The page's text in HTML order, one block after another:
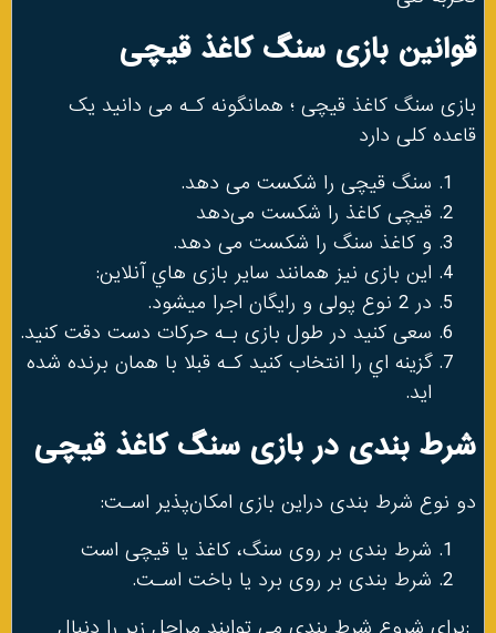
قوانین بازی سنگ کاغذ قیچی
بازی سنگ کاغذ قیچی ؛ همانگونه کـه می دانید یک
قاعده کلی دارد
سنگ قیچی را شکست می دهد.
قیچی کاغذ را شکست می‌دهد
و کاغذ سنگ را شکست می دهد.
این بازی نیز همانند سایر بازی هاي‌ آنلاین:
در 2 نوع پولی و رایگان اجرا میشود.
سعی کنید در طول بازی بـه حرکات دست دقت کنید.
گزینه اي را انتخاب کنید کـه قبلا با همان برنده شده
اید.
شرط بندی در بازی سنگ کاغذ قیچی
دو نوع شرط بندی دراین بازی امکان‌پذیر اسـت:
شرط بندی بر روی سنگ، کاغذ یا قیچی است
شرط بندی بر روی برد یا باخت اسـت.